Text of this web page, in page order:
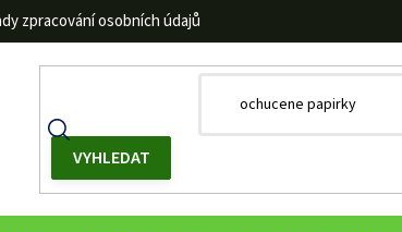
zpracování osobních údajů